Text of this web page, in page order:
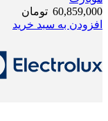
60,859,000 تومان
افزودن به سبد خرید